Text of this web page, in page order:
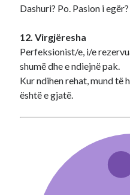
Dashuri? Po. Pasion i
12. Virgjëresha
Perfeksionist/e, i/e
shumë dhe e ndiejnë pak.
Kur ndihen rehat, mund të
është e gjatë.